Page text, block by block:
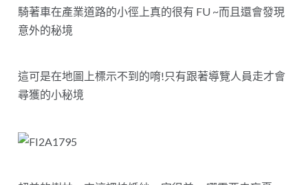
騎著車在產業道路的小徑上真的很有 FU ~而且還會發現
意外的秘境
這可是在地圖上標示不到的唷!只有跟著導覽人員走才會
尋獲的小秘境